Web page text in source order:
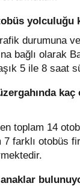
yolculuğu
durumuna
bağlı olarak
5 ile 8 saat
toplam 14
7 farklı otobüs